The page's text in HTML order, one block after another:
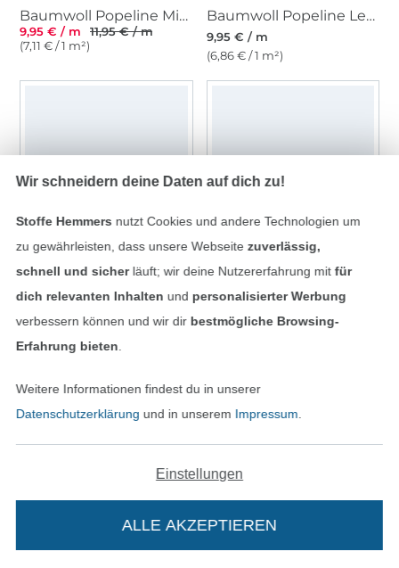
Baumwoll Popeline Mini Blüten, altrosa
9,95 € / m
11,95 € / m
(7,11 € / 1 m²)
Baumwoll Popeline Leo Lovers, rosa
9,95 € / m
(6,86 € / 1 m²)
Baumwoll Popeline Mini Hearts, wollweiß
9,95 € / m
9,95 € / m
Baumwoll Popeline Birds, dunkelblau
Wir schneidern deine Daten auf dich zu!
Stoffe Hemmers nutzt Cookies und andere Technologien um
zu gewährleisten, dass unsere Webseite zuverlässig,
schnell und sicherläuft; wir deine Nutzererfahrung mitfür
dich relevanten Inhalten und personalisierter Werbung
verbessern können und wir dir bestmögliche Browsing-
Erfahrung bieten
Weitere Informationen findest du in unserer
Datenschutzerklärung und in unserem Impressum
Einstellungen
ALLE AKZEPTIEREN